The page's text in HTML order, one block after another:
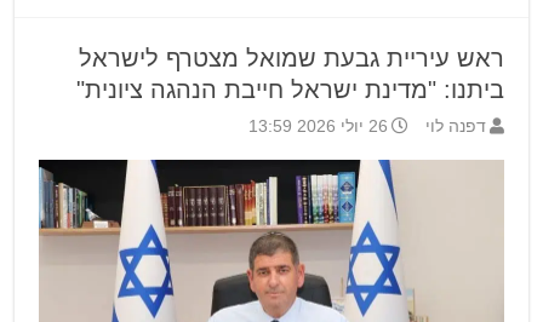
ראש עיריית גבעת שמואל מצטרף לישראל
ביתנו: "מדינת ישראל חייבת הנהגה ציונית"
דפנה לוי 26 יולי 2026 13:59